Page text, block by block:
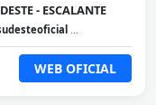
- ESCALANTE
WEB OFICIAL